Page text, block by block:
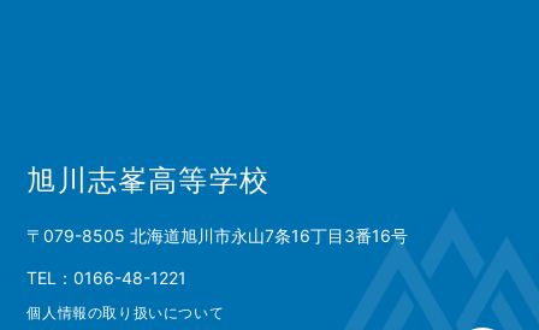
旭川志峯高等学校
〒079-8505 北海道旭川市永山7条16丁目3番16号
TEL：0166-48-1221
個人情報の取り扱いについて